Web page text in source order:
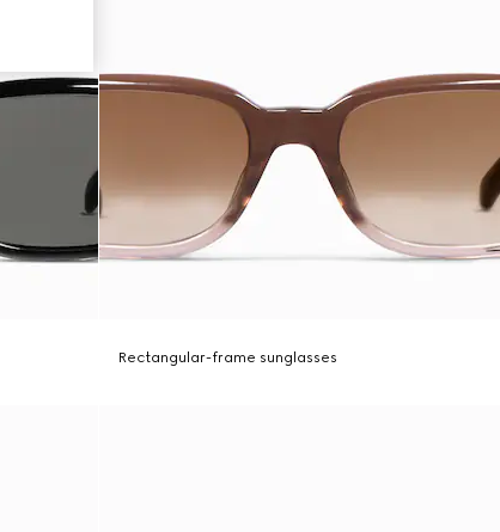
Rectangular-frame sunglasses